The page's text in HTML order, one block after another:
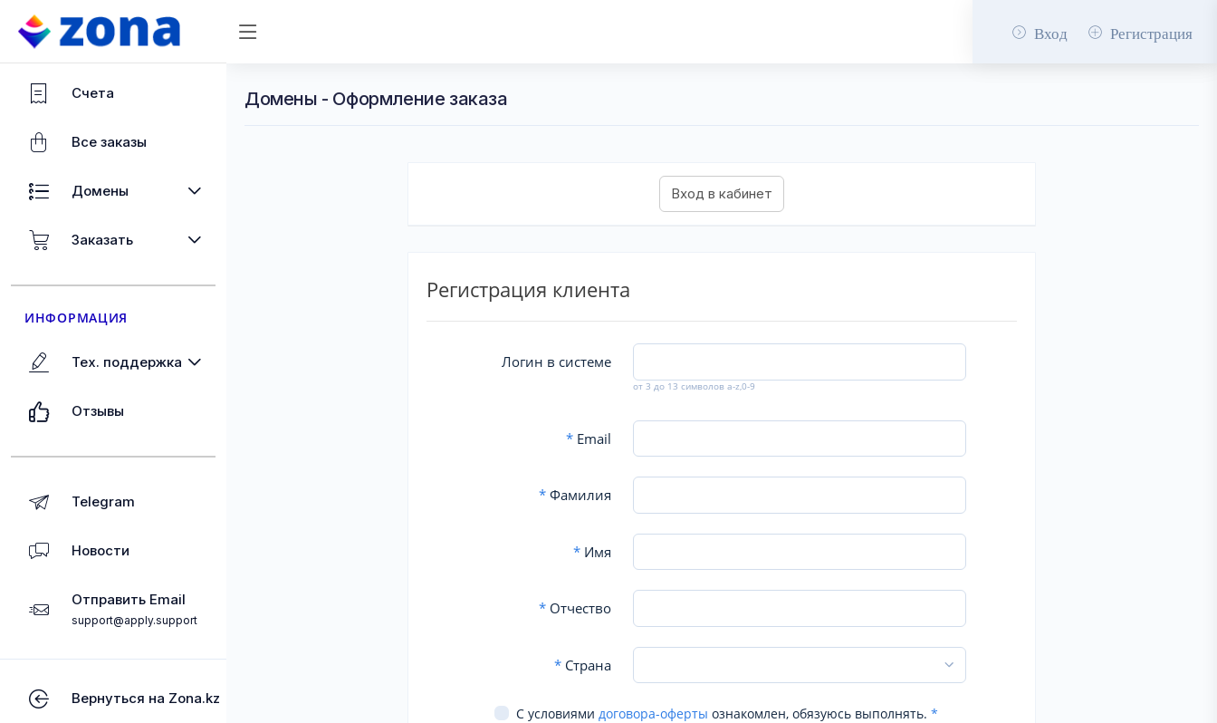
Вход Регистрация
Счета
Все заказы
Домены
Заказать
ИНФОРМАЦИЯ
Тех. поддержка
Отзывы
Telegram
Новости
Отправить Email
support@apply.support
Вернуться на Zona.kz
Домены - Оформление заказа
Регистрация клиента
Логин в системе
от 3 до 13 символов a-z,0-9
*Email
*Фамилия
*Имя
*Отчество
*Страна
С условиями договора-оферты ознакомлен, обязуюсь выполнять. *